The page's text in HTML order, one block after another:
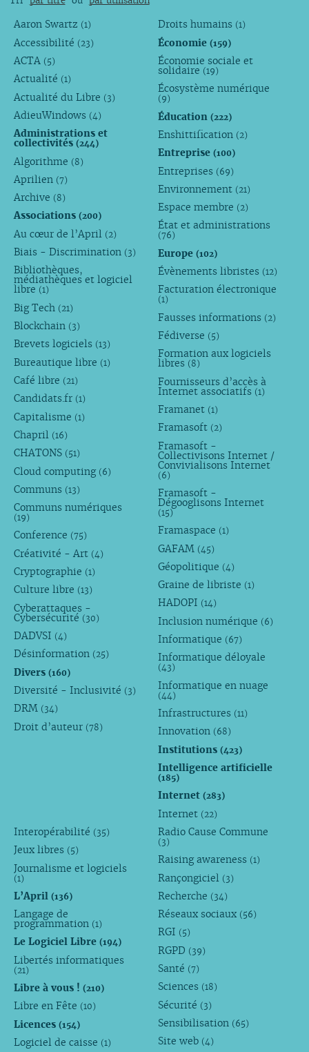
Aaron Swartz (1)
Accessibilité (23)
ACTA (5)
Actualité (1)
Actualité du Libre (3)
AdieuWindows (4)
Administrations et
collectivités (244)
Algorithme (8)
Aprilien (7)
Archive (8)
Associations (200)
Au cœur de l’April (2)
Biais - Discrimination (3)
Bibliothèques,
médiathèques et logiciel
libre (1)
Big Tech (21)
Blockchain (3)
Brevets logiciels (13)
Bureautique libre (1)
Café libre (21)
Candidats.fr (1)
Capitalisme (1)
Chapril (16)
CHATONS (51)
Cloud computing (6)
Communs (13)
Communs numériques
(19)
Conference (75)
Créativité - Art (4)
Cryptographie (1)
Culture libre (13)
Cyberattaques -
Cybersécurité (30)
DADVSI (4)
Désinformation (25)
Divers (160)
Diversité - Inclusivité (3)
DRM (34)
Droit d’auteur (78)
Droits humains (1)
Économie(159)
Économie sociale et
solidaire (19)
Écosystème numérique
(9)
Éducation(222)
Enshittification (2)
Entreprise(100)
Entreprises (69)
Environnement (21)
Espace membre (2)
État et administrations
(76)
Europe(102)
Évènements libristes (12)
Facturation électronique
(1)
Fausses informations (2)
Fédiverse (5)
Formation aux logiciels
libres (8)
Fournisseurs d’accès à
Internet associatifs (1)
Framanet (1)
Framasoft (2)
Framasoft -
Collectivisons Internet /
Convivialisons Internet
(6)
Framasoft -
Dégooglisons Internet
(15)
Framaspace (1)
GAFAM (45)
Géopolitique (4)
Graine de libriste (1)
HADOPI (14)
Inclusion numérique (6)
Informatique (67)
Informatique déloyale
(43)
Informatique en nuage
(44)
Infrastructures (11)
Innovation (68)
Institutions(423)
Intelligence artificielle
(185)
Internet(283)
Internet (22)
Interopérabilité (35)
Jeux libres (5)
Journalisme et logiciels
(1)
L’April (136)
Langage de
programmation (1)
Le Logiciel Libre (194)
Libertés informatiques
(21)
Libre à vous ! (210)
Libre en Fête (10)
Licences (154)
Logiciel de caisse (1)
Radio Cause Commune
(3)
Raising awareness (1)
Rançongiciel (3)
Recherche (34)
Réseaux sociaux (56)
RGI (5)
RGPD (39)
Santé (7)
Sciences (18)
Sécurité (3)
Sensibilisation (65)
Site web (4)